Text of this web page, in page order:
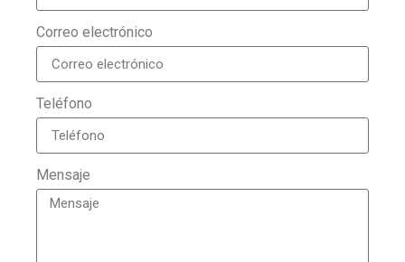
Correo electrónico
Teléfono
Mensaje